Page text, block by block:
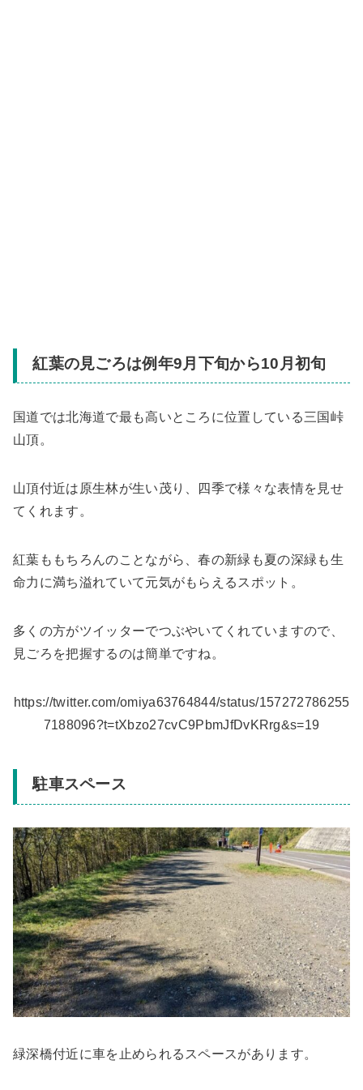
紅葉の見ごろは例年9月下旬から10月初旬
国道では北海道で最も高いところに位置している三国峠
山頂。
山頂付近は原生林が生い茂り、四季で様々な表情を見せ
てくれます。
紅葉ももちろんのことながら、春の新緑も夏の深緑も生
命力に満ち溢れていて元気がもらえるスポット。
多くの方がツイッターでつぶやいてくれていますので、
見ごろを把握するのは簡単ですね。
https://twitter.com/omiya63764844/status/157272786255
7188096?t=tXbzo27cvC9PbmJfDvKRrg&s=19
駐車スペース
緑深橋付近に車を止められるスペースがあります。